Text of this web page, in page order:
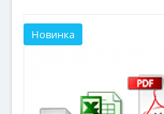
Новинка